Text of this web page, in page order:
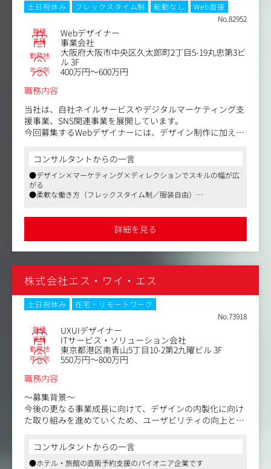
また今回はWebメインと想定はしておりますが、状況次第
でグラフィックデザインや映像制作にも関わって頂く可能
性はございます。
クライアントは大手BtoB企業が中心で直接取引。
会社的にはWeb、グラフィック、映像、イベントとプロモ
ーション全体を企画段階からトータルで手がけることがで
パッケージで仕事を請けることもよくあり、特定のメディ
アだけにとらわれない企画にも関わって頂けます。
高い技術・開発力はあるが、広報・宣伝力が弱い会社もあ
案していくこともあります。
ですので、ある程度内容がかたまったオーダーに対して良
いクリエイティブを提供するというよりかは、
ディング視点を養うこともできます。
【仕事内容（変更の範囲）】会社の定める業務
土日祝休み フレックスタイム制 転勤なし
Web面接
No.82952
職種 Webデザイナー
業種 事業会社
勤務地
大阪府大阪市中央区久太郎町2丁目5-19丸忠第3ビ
ル 3F
年収例
400万円～600万円
職務内容
当社は、自社ネイルサービスやデジタルマーケティング支
援事業、SNS関連事業を展開しています。
今回募集するWebデザイナーには、デザイン制作に加え
務もお任せします。
当社のWebデザイナーは、ただ言われたものを作るポジシ
ョンではありません。
デジタルマーケティング支援事業と連携し、『どうすれば
境です。デザインスキルに加えて、マーケティング視点や
ビジネス課題を解決するロジカルな思考力を身につけ、市
【具体的な業務内容】
・Webサイトのデザイン／ディレクション
∟ユーザーの行動導線やCVR（コンバージョン率）向上を
目的とした、論理的なUI/UX設計およびデザイン制作
・SNS・広告クリエイティブ制作
∟Instagram・TikTok向け広告バナーや動画の企画・制作
／ディレクション
・グラフィック・販促ツールのデザイン
∟紙媒体・店頭ツールなどリアルとデジタルを横断したブ
ランディング
∟マーケティングデータ（Google Analytics等）やABテス
トの結果を分析し、数値を根拠としたクリエイティブの改
善提案・実行
コンサルタントからの一言
●デザイン×マーケティング×ディレクションでスキルの幅が広
がる
●柔軟な働き方（フレックスタイム制／服装自由）
詳細を見る
株式会社エス・ワイ・エス
土日祝休み
在宅・リモートワーク
No.73918
職種 UXUIデザイナー
業種 ITサービス・ソリューション会社
勤務地 東京都港区南青山5丁目10-2第2九曜ビル 3F
年収例
550万円～800万円
職務内容
～募集背景～
今後の更なる事業成長に向けて、デザインの内製化に向け
た取り組みを進めていくため、ユーザビリティの向上とユ
UIデザイナーを募集いたします。
■具体的には
コンサルタントからの一言
●ホテル・旅館の直販予約支援のパイオニア企業です